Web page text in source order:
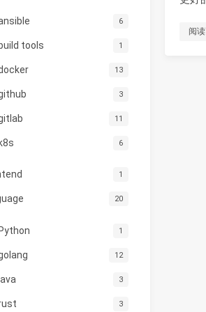
阅
6
build tools 1
13
3
11
k8s 6
1
20
Python 1
12
3
3